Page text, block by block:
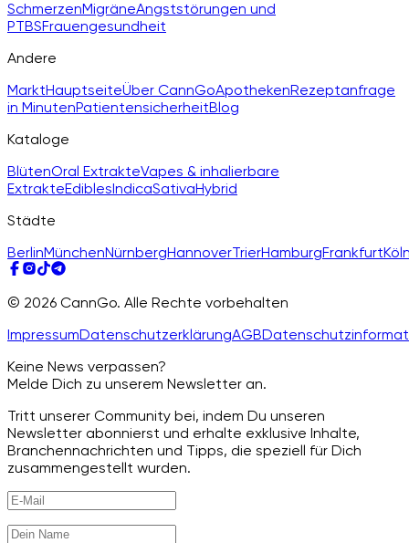
SchmerzenMigräneAngststörungen und
PTBSFrauengesundheit
Andere
MarktHauptseiteÜber CannGoApothekenRezeptanfrage
in MinutenPatientensicherheitBlog
Kataloge
BlütenOral ExtrakteVapes & inhalierbare
ExtrakteEdiblesIndicaSativaHybrid
Städte
BerlinMünchenNürnbergHannoverTrierHamburgFrankfurt
© 2026 CannGo. Alle Rechte vorbehalten
ImpressumDatenschutzerklärungAGB
Keine News verpassen?
Melde Dich zu unserem Newsletter an.
Tritt unserer Community bei, indem Du unseren
Newsletter abonnierst und erhalte exklusive Inhalte,
Branchennachrichten und Tipps, die speziell für Dich
zusammengestellt wurden.